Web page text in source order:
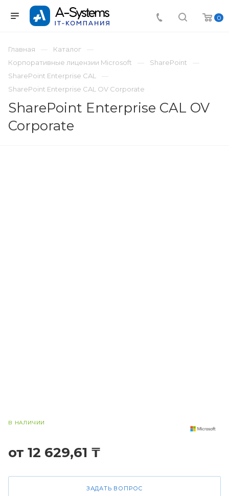
0
Главная
Каталог
Корпоративные лицензии Microsoft
SharePoint
SharePoint Enterprise CAL
SharePoint Enterprise CAL OV Corporate
SharePoint Enterprise CAL OV
Corporate
В НАЛИЧИИ
от 12 629,61 ₸
ЗАДАТЬ ВОПРОС